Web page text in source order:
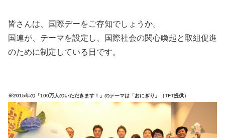
皆さんは、国際デーをご存知でしょうか。
国連が、テーマを設定し、国際社会の関心喚起と取組促進
のために制定している日です。
※2015年の「100万人のいただきます！」のテーマは「おにぎり」（TFT提供）